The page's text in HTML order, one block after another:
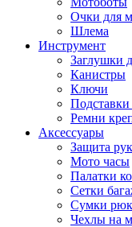
Очки для
Шлема
Инструмент
Заглушки
Канистры
Ключи
Ремни
Аксессуары
Защита рук
Мото часы
Палатки
Сетки
Сумки
Чехлы на